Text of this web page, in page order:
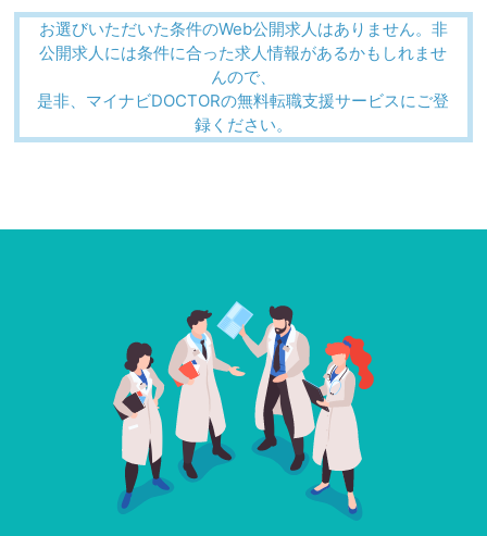
お選びいただいた条件のWeb公開求人はありません。非
公開求人には条件に合った求人情報があるかもしれませ
んので、
是非、マイナビDOCTORの無料転職支援サービスにご登
録ください。